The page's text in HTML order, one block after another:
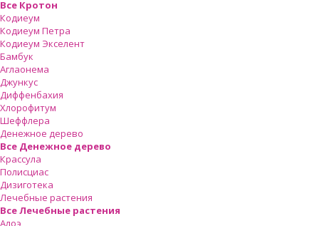
Все Кротон
Кодиеум
Кодиеум Петра
Кодиеум Экселент
Бамбук
Аглаонема
Джункус
Диффенбахия
Хлорофитум
Шеффлера
Денежное дерево
Все Денежное дерево
Крассула
Полисциас
Дизиготека
Лечебные растения
Все Лечебные растения
Алоэ